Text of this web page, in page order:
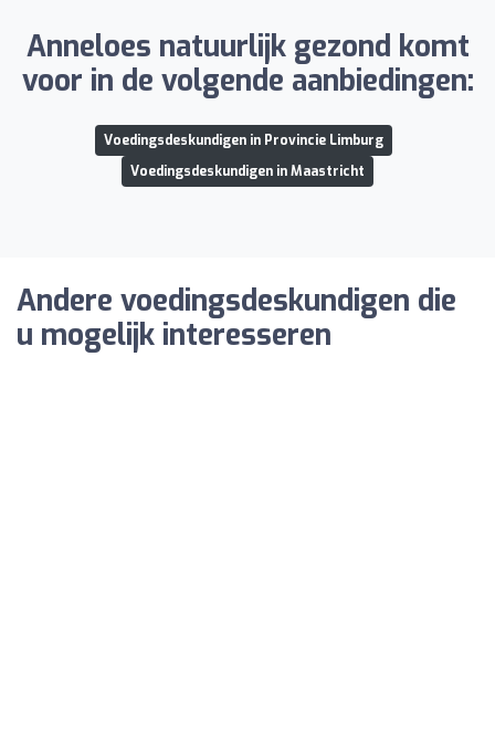
Anneloes natuurlijk gezond komt
voor in de volgende aanbiedingen:
Voedingsdeskundigen in Provincie Limburg
Voedingsdeskundigen in Maastricht
Andere voedingsdeskundigen die
u mogelijk interesseren